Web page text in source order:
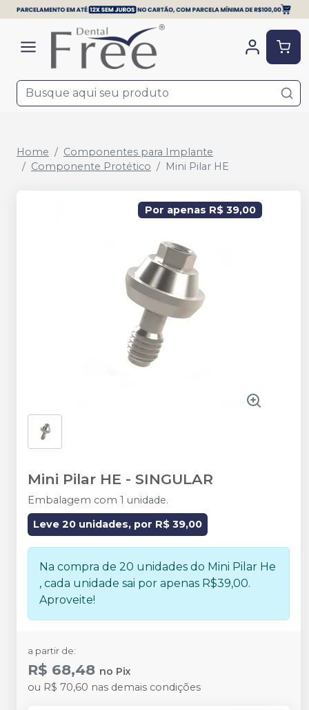
Home
Componentes para Implante
Componente Protético
Mini Pilar HE
Por apenas R$ 39,00
Mini Pilar HE - SINGULAR
Embalagem com 1 unidade.
Leve 20 unidades, por R$ 39,00
Na compra de 20 unidades do Mini Pilar He
, cada unidade sai por apenas R$39,00.
Aproveite!
a partir de:
R$ 68,48 no Pix
ou R$ 70,60 nas demais condições